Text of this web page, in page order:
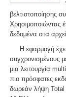
βελτιστοποίησης
Χρησιμοποιώντας
δεδομένα στα
Η εφαρμογή
συγχρονισμένους
μια λειτουργία
πιο πρόσφατες
δωρεάν λήψη Total